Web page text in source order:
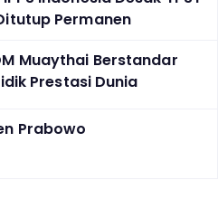
Permanen
Muaythai Berstandar
Prestasi Dunia
Prabowo